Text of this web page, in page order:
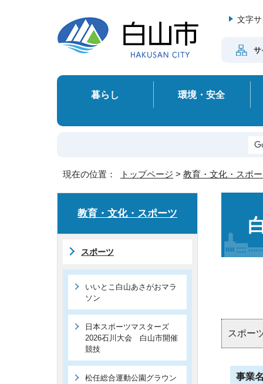
文字
サ
暮らし 環境・安全
現在の位置： トップページ > 教育・文化・スポ
スポー
事業
教育・文化・スポーツ
スポーツ
いいとこ白山あさがおマラ
ソン
日本スポーツマスターズ
2026石川大会 白山市開催
競技
松任総合運動公園グラウン